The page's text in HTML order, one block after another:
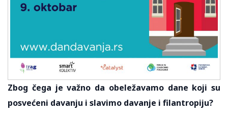
Zbog čega je važno da obeležavamo dane koji su
posvećeni davanju i slavimo davanje i filantropiju?